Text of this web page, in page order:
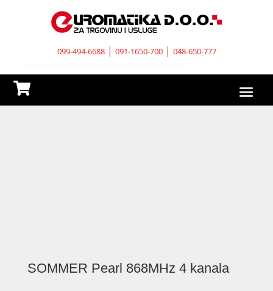
099-494-6688| 091-1650-700| 048-650-777

SOMMER Pearl 868MHz 4 kanala